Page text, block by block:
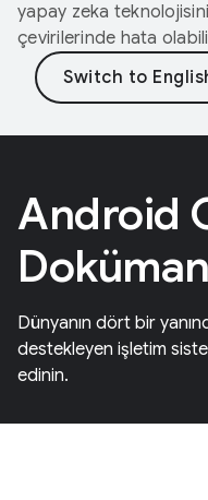
yapay zeka
çevirilerinde hata
Android
Dünyanın dört bir
destekleyen işletim
edinin.